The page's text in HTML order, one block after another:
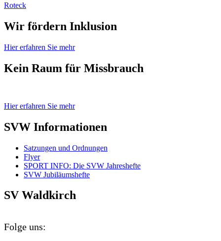
Roteck
Wir fördern Inklusion
Hier erfahren Sie mehr
Kein Raum für Missbrauch
Hier erfahren Sie mehr
SVW Informationen
Satzungen und Ordnungen
Flyer
SPORT INFO: Die SVW Jahreshefte
SVW Jubiläumshefte
SV Waldkirch
Folge uns: